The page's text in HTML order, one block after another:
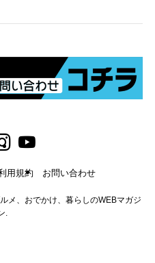
用規約 お問い合わせ
メ、おでかけ、暮らしのWEBマガジ
.